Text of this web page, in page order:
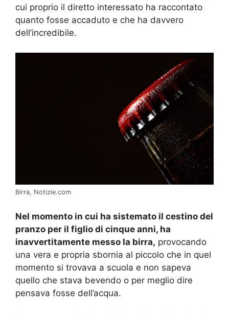
cui proprio il diretto interessato ha raccontato
quanto fosse accaduto e che ha davvero
dell’incredibile.
Birra, Notizie.com
Nel momento in cui ha sistemato il cestino del
pranzo per il figlio di cinque anni, ha
inavvertitamente messo la birra, provocando
una vera e propria sbornia al piccolo che in quel
momento si trovava a scuola e non sapeva
quello che stava bevendo o per meglio dire
pensava fosse dell’acqua.